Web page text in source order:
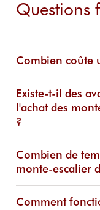
Questions
Combien coûte
Existe-t-il des
l'achat des
?
Combien de
monte-escalier
Comment